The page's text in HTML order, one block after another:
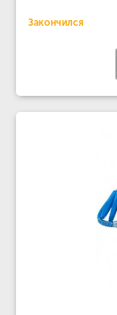
Закончился